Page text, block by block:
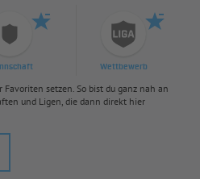
Wettbewerb
setzen. So bist du ganz nah an
und Ligen, die dann direkt hier